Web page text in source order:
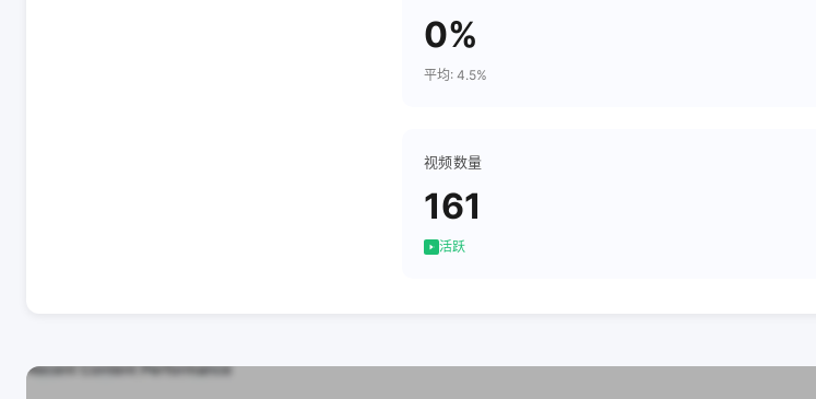
0%
平均: 4.5%
视频数量
161
活跃